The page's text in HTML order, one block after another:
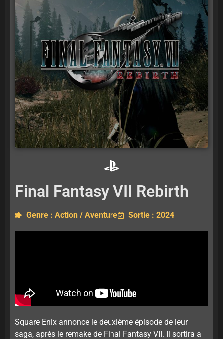
Final Fantasy VII Rebirth
Genre : Action / Aventure Sortie : 2024
Square Enix annonce le deuxième épisode de leur
saga, après le remake de Final Fantasy VII. Il sortira a